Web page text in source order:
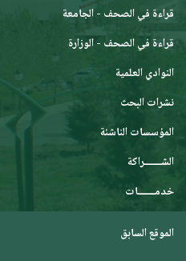
قراءة في الصحف - الجامعة
قراءة في الصحف - الوزارة
النوادي العلمية
نشرات البحث
المؤسسات الناشئة
الشـــــــراكة
خدمـــــــات
الموقع السابق